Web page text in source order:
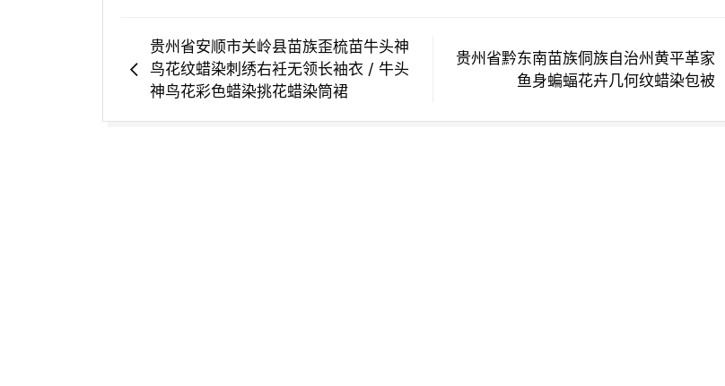
贵州省安顺市关岭县苗族歪梳苗牛头神
鸟花纹蜡染刺绣右衽无领长袖衣 / 牛头
神鸟花彩色蜡染挑花蜡染筒裙
贵州省黔东南苗族侗族自治州黄平革家
鱼身蝙蝠花卉几何纹蜡染包被